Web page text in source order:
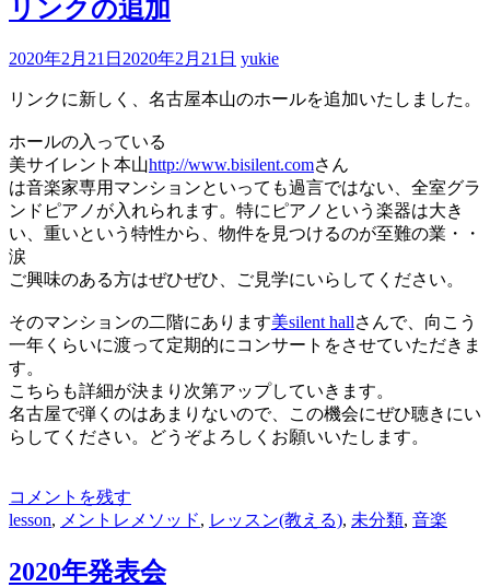
リンクの追加
2020年2月21日 2020年2月21日 yukie
リンクに新しく、名古屋本山のホールを追加いたしました。
ホールの入っている
美サイレント本山http://www.bisilent.comさん
は音楽家専用マンションといっても過言ではない、全室グラ
ンドピアノが入れられます。特にピアノという楽器は大き
い、重いという特性から、物件を見つけるのが至難の業・・
涙
ご興味のある方はぜひぜひ、ご見学にいらしてください。
そのマンションの二階にあります美silent hallさんで、向こう
一年くらいに渡って定期的にコンサートをさせていただきま
す。
こちらも詳細が決まり次第アップしていきます。
名古屋で弾くのはあまりないので、この機会にぜひ聴きにい
らしてください。どうぞよろしくお願いいたします。
コメントを残す
lesson, メントレメソッド, レッスン(教える), 未分類, 音楽
2020年発表会